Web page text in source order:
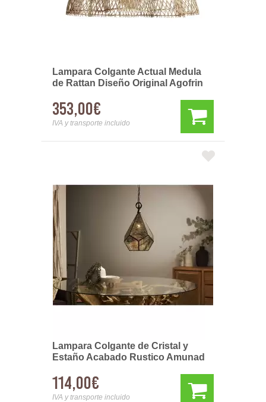
Lampara Colgante Actual Medula
de Rattan Diseño Original Agofrin
353,00€
IVA y transporte incluido
Lampara Colgante de Cristal y
Estaño Acabado Rustico Amunad
114,00€
IVA y transporte incluido